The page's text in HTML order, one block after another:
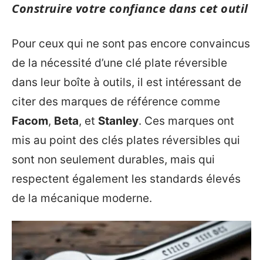
Construire votre confiance dans cet outil
Pour ceux qui ne sont pas encore convaincus
de la nécessité d’une clé plate réversible
dans leur boîte à outils, il est intéressant de
citer des marques de référence comme
Facom, Beta, et Stanley. Ces marques ont
mis au point des clés plates réversibles qui
sont non seulement durables, mais qui
respectent également les standards élevés
de la mécanique moderne.